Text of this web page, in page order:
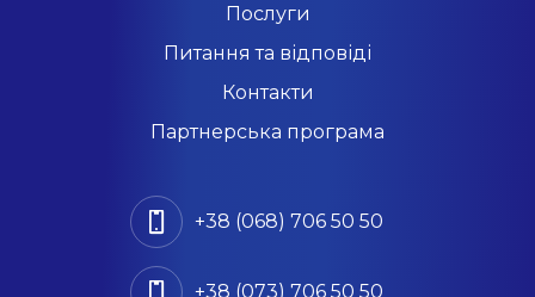
Послуги
Питання та відповіді
Контакти
Партнерська програма
+38 (068) 706 50 50
+38 (073) 706 50 50